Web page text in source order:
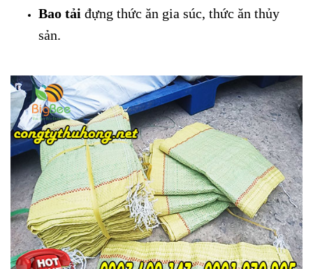
Bao tải đựng thức ăn gia súc, thức ăn thủy
sản.